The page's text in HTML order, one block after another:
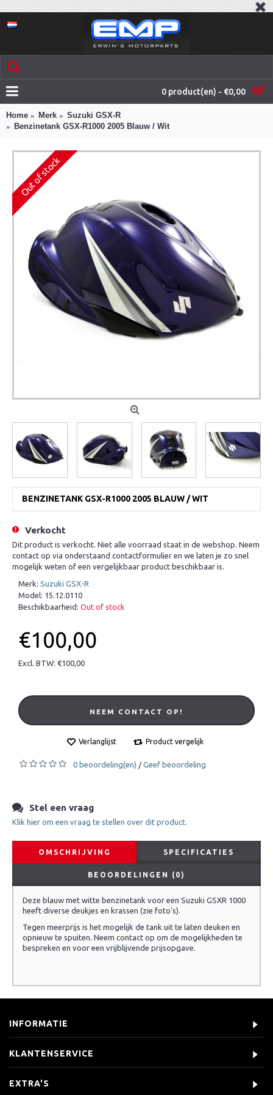
0 product(en) - €0,00
Home Merk
Suzuki GSX-R
Benzinetank GSX-R1000 2005 Blauw / Wit
Out of stock
BENZINETANK GSX-R1000 2005 BLAUW / WIT
Verkocht
Dit product is verkocht. Niet alle voorraad staat in de webshop. Neem
contact op via onderstaand contactformulier en we laten je zo snel
mogelijk weten of een vergelijkbaar product beschikbaar is.
Merk: Suzuki GSX-R
Model: 15.12.0110
Beschikbaarheid: Out of stock
€100,00
Excl. BTW: €100,00
NEEM CONTACT OP!
Verlanglijst Product vergelijk
0 beoordeling(en) / Geef beoordeling
Stel een vraag
Klik hier om een vraag te stellen over dit product.
OMSCHRIJVING SPECIFICATIES
BEOORDELINGEN (0)
Deze blauw met witte benzinetank voor een Suzuki GSXR 1000
heeft diverse deukjes en krassen (zie foto's).
Tegen meerprijs is het mogelijk de tank uit te laten deuken en
opnieuw te spuiten. Neem contact op om de mogelijkheden te
bespreken en voor een vrijblijvende prijsopgave.
INFORMATIE
KLANTENSERVICE
EXTRA'S